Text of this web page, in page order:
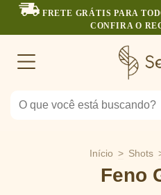
FRETE GRÁTIS PARA
CONFIRA O
Início > Shots
Feno